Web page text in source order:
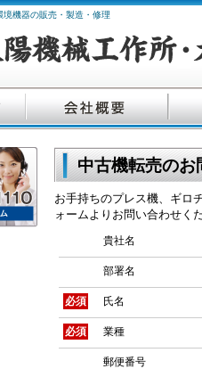
機器の販売・製造・修理
中古機転売のお
お手持ちのプレス機、ギロ
ォームよりお問い合わせく
貴社名
部署名
必須 氏名
必須 業種
郵便番号